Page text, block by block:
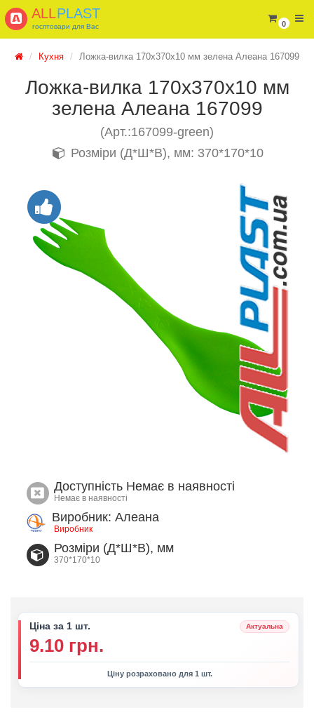
0
ALLPLAST
госптовари для Вас
Кухня Ложка-вилка 170х370х10 мм зелена Алеана 167099
Ложка-вилка 170х370х10 мм
зелена Алеана 167099
(Арт.:167099-green)
Розміри (Д*Ш*В), мм: 370*170*10
Доступність Немає в наявності
Немає в наявності
Виробник: Алеана
Виробник
Розміри (Д*Ш*В), мм
370*170*10
Ціна за 1 шт. Актуальна
9.10 грн.
Ціну розраховано для 1 шт.